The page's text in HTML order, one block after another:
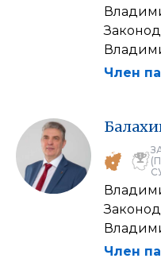
Член
Член